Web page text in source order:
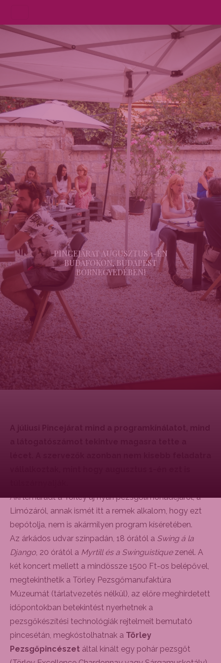
PINCEJÁRAT AUGUSZTUS 1-ÉN
BUDAFOKON, BUDAPEST
BORNEGYEDÉBEN!
Aki lemaradt a Törley új nyári pezsgőlimonádéjáról, a
Limózáról, annak ismét itt a remek alkalom, hogy ezt
bepótolja, nem is akármilyen program kíséretében.
Az árkádos udvar színpadán, 18 órától a Swing á la
Django , 20 órától a Myrtill és a Swinguistique zenél. A
két koncert mellett a mindössze 1500 Ft-os belépővel,
megtekinthetik a Törley Pezsgőmanufaktúra
Múzeumát (tárlatvezetés nélkül), az előre meghirdetett
időpontokban betekintést nyerhetnek a
pezsgőkészítési technológiák rejtelmeit bemutató
pincesétán, megkóstolhatnak a Törley
Pezsgőpincészet által kínált egy pohár pezsgőt